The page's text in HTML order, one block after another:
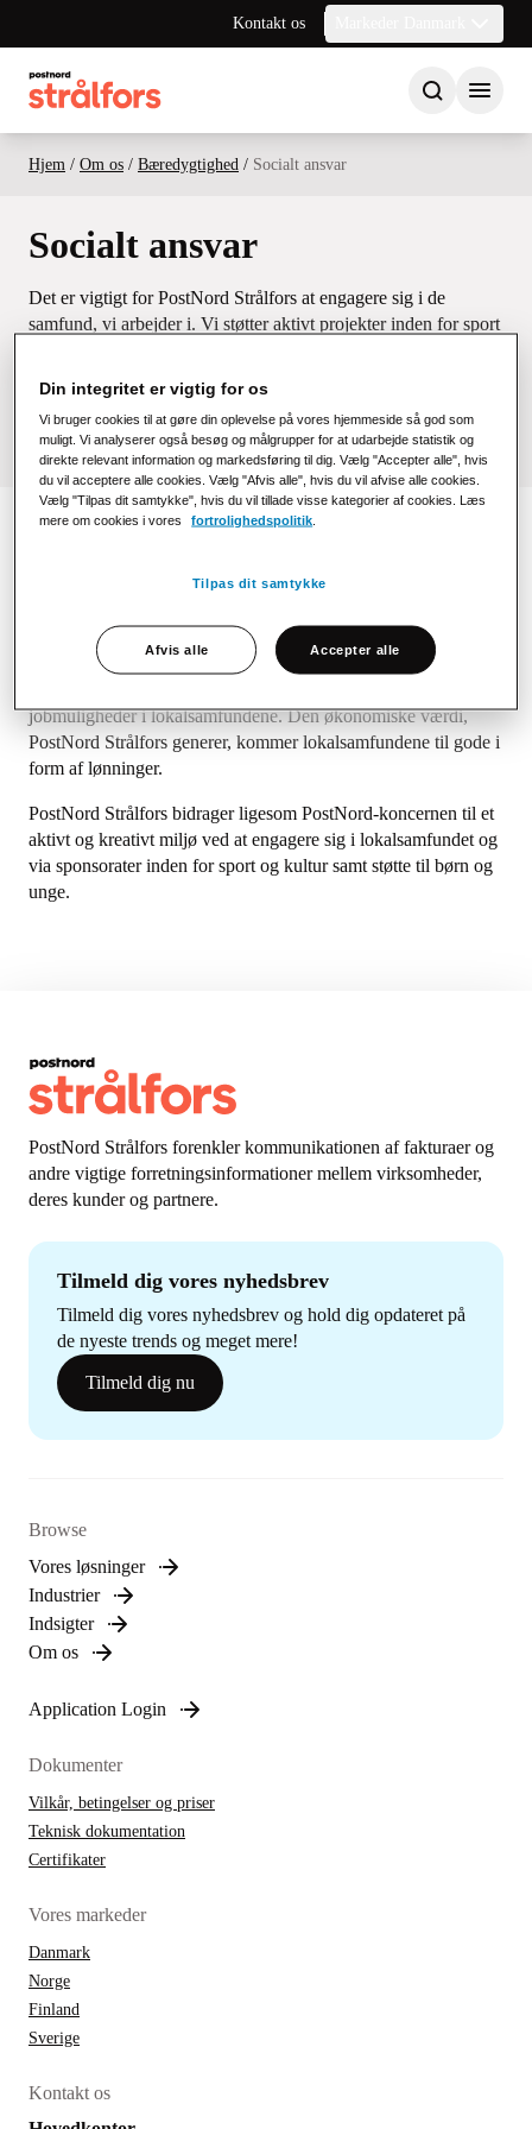
Kontakt os
Hjem / Om os / Bæredygtighed / Socialt ansvar
Socialt ansvar
Det er vigtigt for PostNord Strålfors at engagere sig i de
samfund, vi arbejder i. Vi støtter aktivt projekter inden for sport
af Nordens største kommunikations- og logistikvirksomheder.
lokalsamfund i Danmark, Sverige, Norge og Finland.
jobmuligheder i lokalsamfundene. Den økonomiske værdi,
PostNord Strålfors generer, kommer lokalsamfundene til gode i
form af lønninger.
PostNord Strålfors bidrager ligesom PostNord-koncernen til et
aktivt og kreativt miljø ved at engagere sig i lokalsamfundet og
via sponsorater inden for sport og kultur samt støtte til børn og
unge.
PostNord Strålfors forenkler kommunikationen af fakturaer og
andre vigtige forretningsinformationer mellem virksomheder,
deres kunder og partnere.
Tilmeld dig vores nyhedsbrev
Tilmeld dig vores nyhedsbrev og hold dig opdateret på
de nyeste trends og meget mere!
Tilmeld dig nu
Browse
Vores løsninger
Industrier
Indsigter
Om os
Application Login
Dokumenter
Vilkår, betingelser og priser
Teknisk dokumentation
Certifikater
Vores markeder
Danmark
Norge
Finland
Sverige
Kontakt os
Din integritet er vigtig for os
Vi bruger cookies til at gøre din oplevelse på vores hjemmeside så god som
muligt. Vi analyserer også besøg og målgrupper for at udarbejde statistik og
direkte relevant information og markedsføring til dig. Vælg "Accepter alle", hvis
du vil acceptere alle cookies. Vælg "Afvis alle", hvis du vil afvise alle cookies.
Vælg "Tilpas dit samtykke", hvis du vil tillade visse kategorier af cookies. Læs
mere om cookies i vores
fortrolighedspolitik
Tilpas dit samtykke
Afvis alle Accepter alle